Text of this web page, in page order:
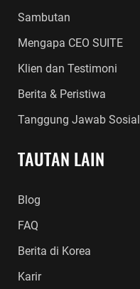
Sambutan
Mengapa CEO SUITE
Klien dan Testimoni
Berita & Peristiwa
Tanggung Jawab Sosial
TAUTAN LAIN
Blog
FAQ
Berita di Korea
Karir